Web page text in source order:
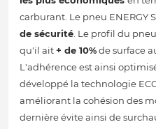
carburant. Le pneu ENERGY
de sécurité. Le profil du
qu'il ait+ de 10%de surface
L'adhérence est ainsi
développé la technologie
améliorant la cohésion des
dernière évite ainsi de